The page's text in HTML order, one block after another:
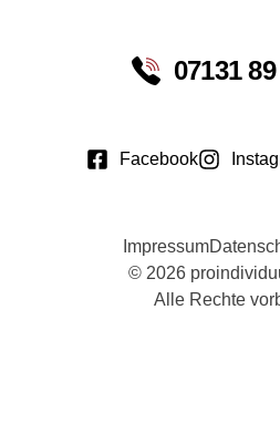
07131
Facebook
© 2026
Alle Rechte
Impressum